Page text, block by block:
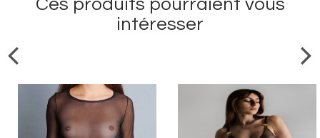
Ces produits pourraient vous
intéresser